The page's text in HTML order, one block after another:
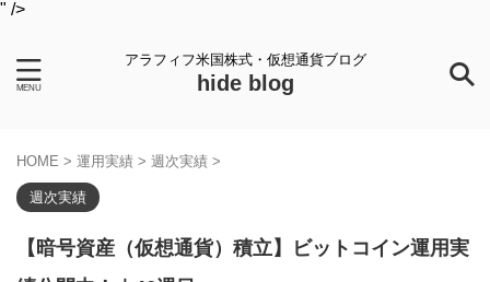
" />
アラフィフ米国株式・仮想通貨ブログ
hide blog
HOME > 運用実績 > 週次実績 >
週次実績
【暗号資産（仮想通貨）積立】ビットコイン運用実